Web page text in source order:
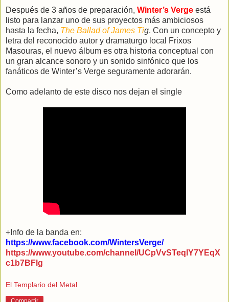
Después de 3 años de preparación, Winter’s Verge está
listo para lanzar uno de sus proyectos más ambiciosos
hasta la fecha, The Ballad of James Tig. Con un concepto y
letra del reconocido autor y dramaturgo local Frixos
Masouras, el nuevo álbum es otra historia conceptual con
un gran alcance sonoro y un sonido sinfónico que los
fanáticos de Winter’s Verge seguramente adorarán.
Como adelanto de este disco nos dejan el single
+Info de la banda en:
https://www.facebook.com/WintersVerge/
https://www.youtube.com/channel/UCpVvSTeqlY7YEqX
c1b7BFlg
El Templario del Metal